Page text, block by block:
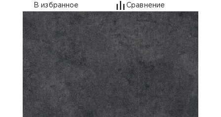
Линолеум
В избранное Сравнение